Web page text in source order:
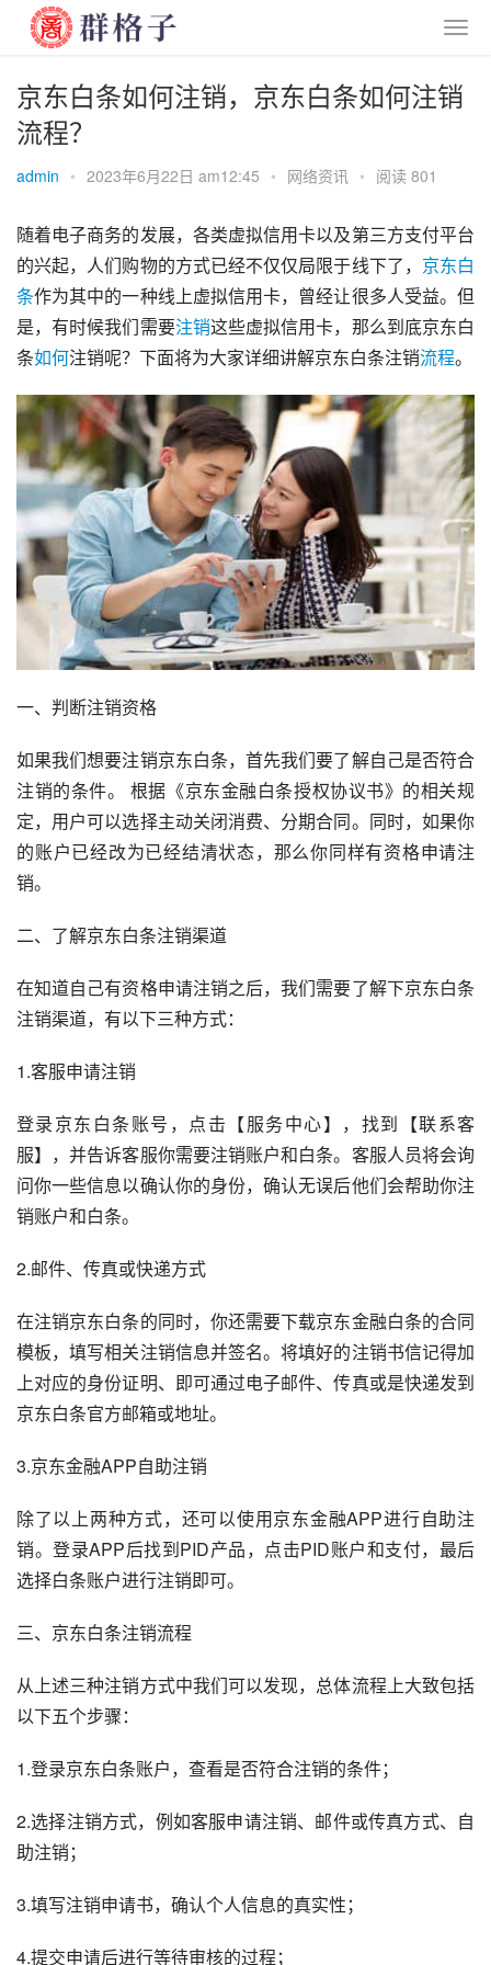
京东白条如何注销，京东白条如何注销
流程？
admin • 2023年6月22日 am12:45 • 网络资讯 • 阅读 801
随着电子商务的发展，各类虚拟信用卡以及第三方支付平台
的兴起，人们购物的方式已经不仅仅局限于线下了， 京东白
条作为其中的一种线上虚拟信用卡，曾经让很多人受益。但
是，有时候我们需要注销这些虚拟信用卡，那么到底京东白
条如何注销呢？下面将为大家详细讲解京东白条注销流程。
一、判断注销资格
如果我们想要注销京东白条，首先我们要了解自己是否符合
注销的条件。 根据《京东金融白条授权协议书》的相关规
定，用户可以选择主动关闭消费、分期合同。同时，如果你
的账户已经改为已经结清状态，那么你同样有资格申请注
销。
二、了解京东白条注销渠道
在知道自己有资格申请注销之后，我们需要了解下京东白条
注销渠道，有以下三种方式：
1.客服申请注销
登录京东白条账号，点击【服务中心】，找到【联系客
服】，并告诉客服你需要注销账户和白条。客服人员将会询
问你一些信息以确认你的身份，确认无误后他们会帮助你注
销账户和白条。
2.邮件、传真或快递方式
在注销京东白条的同时，你还需要下载京东金融白条的合同
模板，填写相关注销信息并签名。将填好的注销书信记得加
上对应的身份证明、即可通过电子邮件、传真或是快递发到
京东白条官方邮箱或地址。
3.京东金融APP自助注销
除了以上两种方式，还可以使用京东金融APP进行自助注
销。登录APP后找到PID产品，点击PID账户和支付，最后
选择白条账户进行注销即可。
三、京东白条注销流程
从上述三种注销方式中我们可以发现，总体流程上大致包括
以下五个步骤：
1.登录京东白条账户，查看是否符合注销的条件；
2.选择注销方式，例如客服申请注销、邮件或传真方式、自
助注销；
3.填写注销申请书，确认个人信息的真实性；
4.提交申请后进行等待审核的过程；